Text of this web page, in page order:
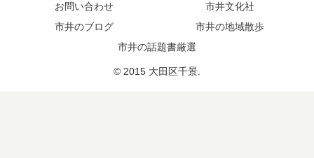
お問い合わせ
市井文化社
市井のブログ
市井の地域散歩
市井の話題書厳選
© 2015 大田区千景.